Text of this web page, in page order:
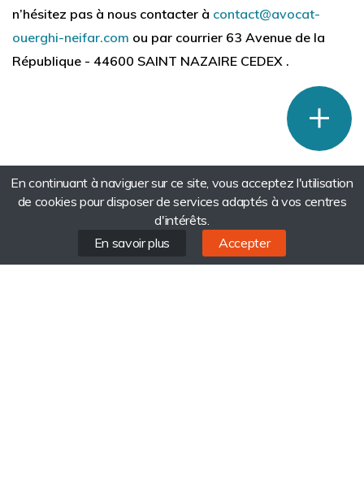
En continuant à naviguer sur ce site, vous acceptez l'utilisation
de cookies pour disposer de services adaptés à vos centres
d'intérêts.
En savoir plus
Accepter
phone
mail
n’hésitez pas à nous contacter à contact@avocat-
ouerghi-neifar.com ou par courrier 63 Avenue de la
République - 44600 SAINT NAZAIRE CEDEX .